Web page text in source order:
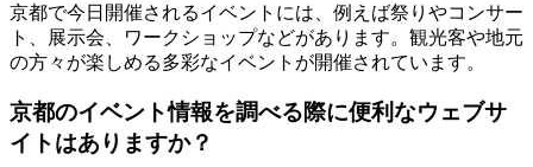
京都で今日開催されるイベントには、例えば祭りやコンサー
ト、展示会、ワークショップなどがあります。観光客や地元
の方々が楽しめる多彩なイベントが開催されています。
京都のイベント情報を調べる際に便利なウェブサ
イトはありますか？